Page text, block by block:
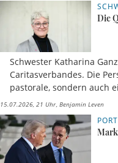
Die
Schwester Katharina
Caritasverbandes. Die
pastorale, sondern auch
15.07.2026, 21 Uhr Benjamin Leven